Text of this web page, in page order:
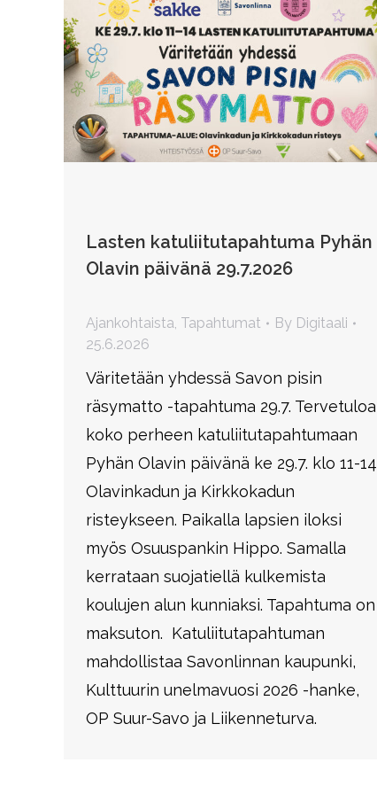
Lasten katuliitutapahtuma Pyhän
Olavin päivänä 29.7.2026
Ajankohtaista, Tapahtumat By Digitaali
25.6.2026
Väritetään yhdessä Savon pisin
räsymatto -tapahtuma 29.7. Tervetuloa
koko perheen katuliitutapahtumaan
Pyhän Olavin päivänä ke 29.7. klo 11-14
Olavinkadun ja Kirkkokadun
risteykseen. Paikalla lapsien iloksi
myös Osuuspankin Hippo. Samalla
kerrataan suojatiellä kulkemista
koulujen alun kunniaksi. Tapahtuma on
maksuton. Katuliitutapahtuman
mahdollistaa Savonlinnan kaupunki,
Kulttuurin unelmavuosi 2026 -hanke,
OP Suur-Savo ja Liikenneturva.